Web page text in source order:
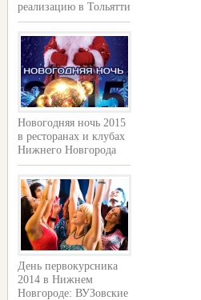
реализацию в Тольятти
Новогодняя ночь 2015
в ресторанах и клубах
Нижнего Новгорода
День первокурсника
2014 в Нижнем
Новгороде: ВУЗовские